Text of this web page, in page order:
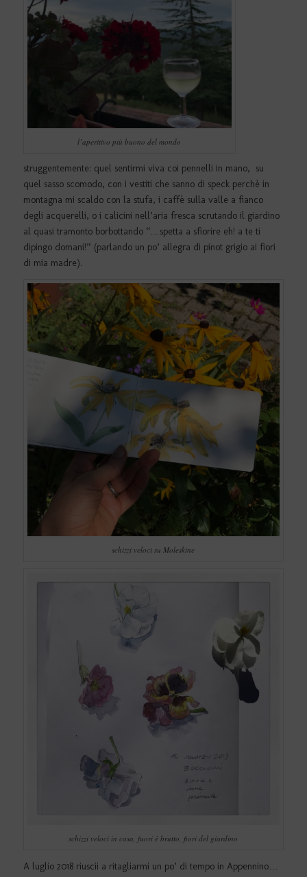
l’aperitivo più buono del mondo
struggentemente: quel sentirmi viva coi pennelli in mano, su
quel sasso scomodo, con i vestiti che sanno di speck perchè in
montagna mi scaldo con la stufa, i caffè sulla valle a fianco
degli acquerelli, o i calicini nell’aria fresca scrutando il giardino
al quasi tramonto borbottando “…spetta a sfiorire eh! a te ti
dipingo domani!” (parlando un po’ allegra di pinot grigio ai fiori
di mia madre).
schizzi veloci su Moleskine
schizzi veloci in casa, fuori è brutto, fiori del giardino
A luglio 2018 riuscii a ritagliarmi un po’ di tempo in Appennino…